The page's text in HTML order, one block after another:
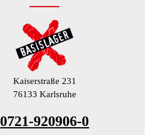
Kaiserstraße 231
76133 Karlsruhe
0721-920906-0